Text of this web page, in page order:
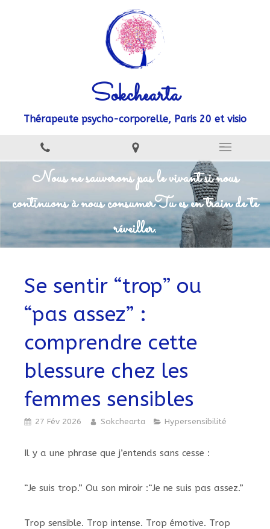
Sokchearta
Thérapeute psycho-corporelle, Paris 20 et visio
Nous ne sauverons pas le vivant si nous
continuons à nous consumerTu es en train de te
réveiller.
Se sentir “trop” ou
“pas assez” :
comprendre cette
blessure chez les
femmes sensibles
27 Fév 2026 Sokchearta Hypersensibilité
Il y a une phrase que j’entends sans cesse :
“Je suis trop.” Ou son miroir :“Je ne suis pas assez.”
Trop sensible. Trop intense. Trop émotive. Trop